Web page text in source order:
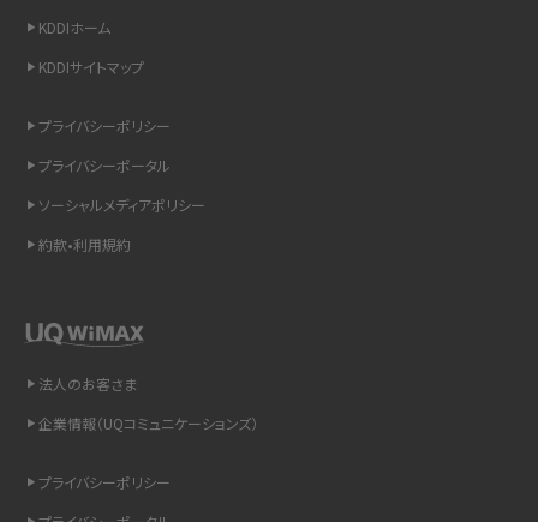
リプライ機能とは？LINE、X（旧Twitter）、Instagram、TikTokで送る方法を解説
インスタのDMの送り方は？便利機能の使い方や注意点をわかりやすく解説
LINEで送信取り消しをする方法は？相手に知られるのか、削除との違いも紹介
詳しく解説
Wi-Fiを快適に使うための速度はどれくらい？用途別の目安・回線ごとの平均を
紹介
LINEの着信音や通知音の設定・変更方法を解説！鳴らない場合の対処法も紹介
KDDIホーム
KDDIサイトマップ
プライバシーポリシー
プライバシーポータル
ソーシャルメディアポリシー
約款•利用規約
法人のお客さま
企業情報（UQコミュニケーションズ）
プライバシーポリシー